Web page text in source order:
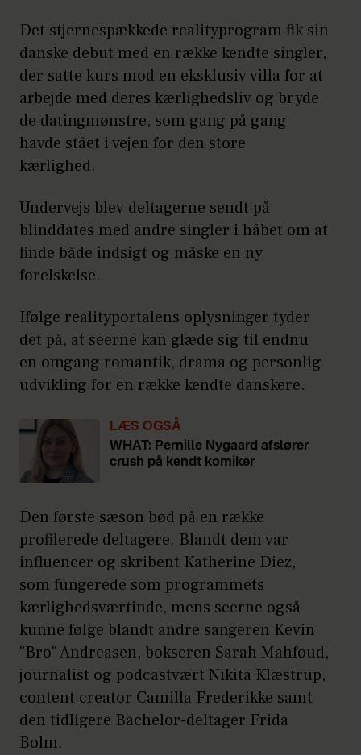
Det stjernespækkede realityprogram fik sin
danske debut med en række kendte singler,
der satte kurs mod en eksklusiv villa for at
arbejde med deres kærlighedsliv og bryde
de datingmønstre, som gang på gang
havde stået i vejen for den store
kærlighed.
Undervejs blev deltagerne sendt på
blinddates med andre singler i håbet om at
finde både indsigt og måske en ny
forelskelse.
Ifølge realityportalens oplysninger tyder
det på, at seerne kan glæde sig til endnu
en omgang romantik, drama og personlig
udvikling for en række kendte danskere.
LÆS OGSÅ
WHAT: Pernille Nygaard afslører
crush på kendt komiker
Den første sæson bød på en række
profilerede deltagere. Blandt dem var
influencer og skribent Katherine Diez,
som fungerede som programmets
kærlighedsværtinde, mens seerne også
kunne følge blandt andre sangeren Kevin
"Bro" Andreasen, bokseren Sarah Mahfoud,
journalist og podcastvært Nikita Klæstrup,
content creator Camilla Frederikke samt
den tidligere Bachelor-deltager Frida
Bolm.